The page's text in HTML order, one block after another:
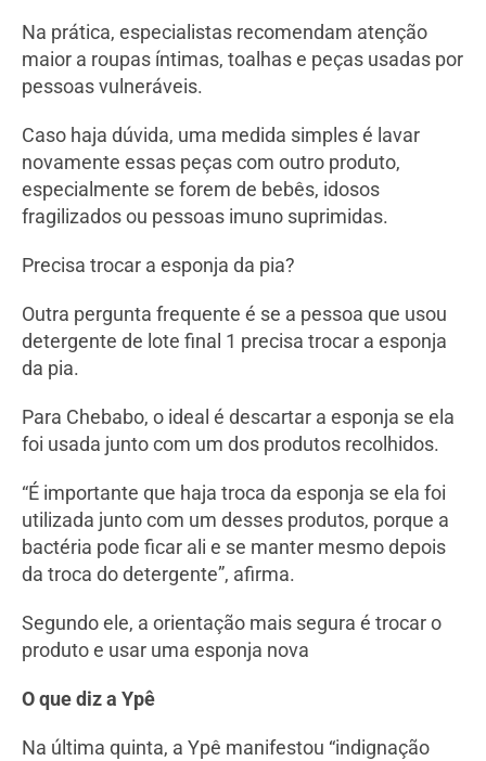
Na prática, especialistas recomendam atenção
maior a roupas íntimas, toalhas e peças usadas por
pessoas vulneráveis.
Caso haja dúvida, uma medida simples é lavar
novamente essas peças com outro produto,
especialmente se forem de bebês, idosos
fragilizados ou pessoas imuno suprimidas.
Precisa trocar a esponja da pia?
Outra pergunta frequente é se a pessoa que usou
detergente de lote final 1 precisa trocar a esponja
da pia.
Para Chebabo, o ideal é descartar a esponja se ela
foi usada junto com um dos produtos recolhidos.
“É importante que haja troca da esponja se ela foi
utilizada junto com um desses produtos, porque a
bactéria pode ficar ali e se manter mesmo depois
da troca do detergente”, afirma.
Segundo ele, a orientação mais segura é trocar o
produto e usar uma esponja nova
O que diz a Ypê
Na última quinta, a Ypê manifestou “indignação